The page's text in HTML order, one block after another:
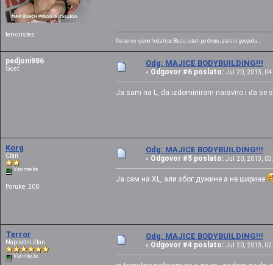
terroristes
Nase ce sjene hodati po Becu ,lutati po dvoru , plasiti gospodu...
pedjoni986
Gost
Odg: MAJICE BODYBUILDING!!!
« Odgovor #6 poslato: Jul 20, 2013,
Ja sam na L, da izdominiram naravno i da se
Korg
Član
Van mreže
Poruke: 200
Odg: MAJICE BODYBUILDING!!!
« Odgovor #5 poslato: Jul 20, 2013,
Ја сам на XL, али због дужине а не ширине
Terror
Napredni član
Van mreže
Odg: MAJICE BODYBUILDING!!!
« Odgovor #4 poslato: Jul 20, 2013,